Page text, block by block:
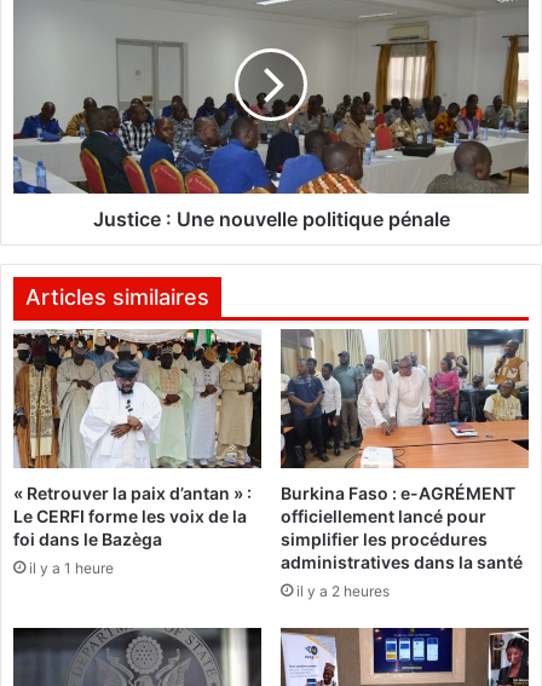
o
q
u
i
n
e
r
n
a
t
i
o
n
a
l
e
e
:
U
e
n
u
v
e
l
l
e
p
o
l
i
t
q
u
Justice : Une nouvelle politique pénale
Articles similaires
« Retrouver la paix d’antan » :
Le CERFI forme les voix de la
foi dans le Bazèga
il y a 1 heure
Burkina Faso : e-AGRÉMENT
officiellement lancé pour
simplifier les procédures
administratives dans la santé
il y a 2 heures